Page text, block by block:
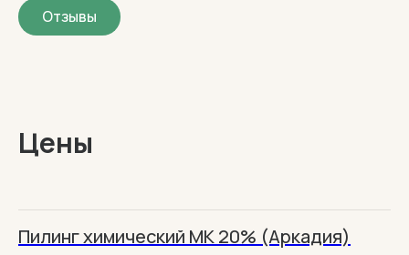
Отзывы
Цены
Пилинг химический МК 20% (Аркадия)